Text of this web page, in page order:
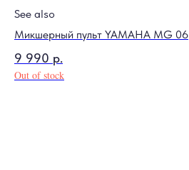
See also
Микшерный пульт YAMAHA MG 06
9 990 р.
Out of stock